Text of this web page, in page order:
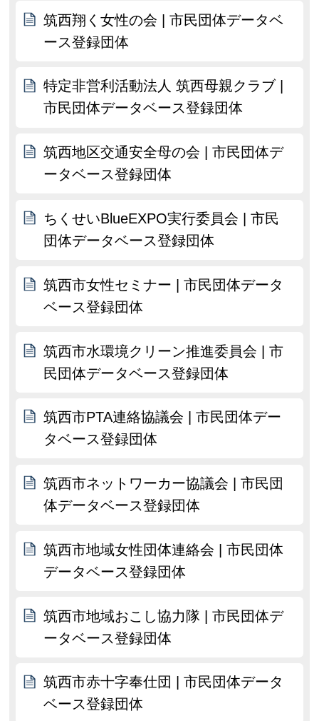
筑西翔く女性の会 | 市民団体データベ
ース登録団体
特定非営利活動法人 筑西母親クラブ |
市民団体データベース登録団体
筑西地区交通安全母の会 | 市民団体デ
ータベース登録団体
ちくせいBlueEXPO実行委員会 | 市民
団体データベース登録団体
筑西市女性セミナー | 市民団体データ
ベース登録団体
筑西市水環境クリーン推進委員会 | 市
民団体データベース登録団体
筑西市PTA連絡協議会 | 市民団体デー
タベース登録団体
筑西市ネットワーカー協議会 | 市民団
体データベース登録団体
筑西市地域女性団体連絡会 | 市民団体
データベース登録団体
筑西市地域おこし協力隊 | 市民団体デ
ータベース登録団体
筑西市赤十字奉仕団 | 市民団体データ
ベース登録団体